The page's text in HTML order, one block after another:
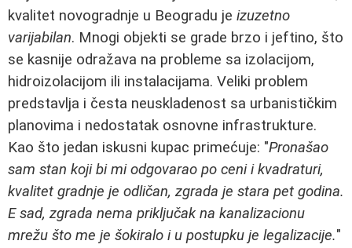
kvalitet novogradnje u Beogradu je izuzetno
varijabilan. Mnogi objekti se grade brzo i jeftino, što
se kasnije odražava na probleme sa izolacijom,
hidroizolacijom ili instalacijama. Veliki problem
predstavlja i česta neuskladenost sa urbanističkim
planovima i nedostatak osnovne infrastrukture.
Kao što jedan iskusni kupac primećuje: "Pronašao
sam stan koji bi mi odgovarao po ceni i kvadraturi,
kvalitet gradnje je odličan, zgrada je stara pet godina.
E sad, zgrada nema priključak na kanalizacionu
mrežu što me je šokiralo i u postupku je legalizacije."